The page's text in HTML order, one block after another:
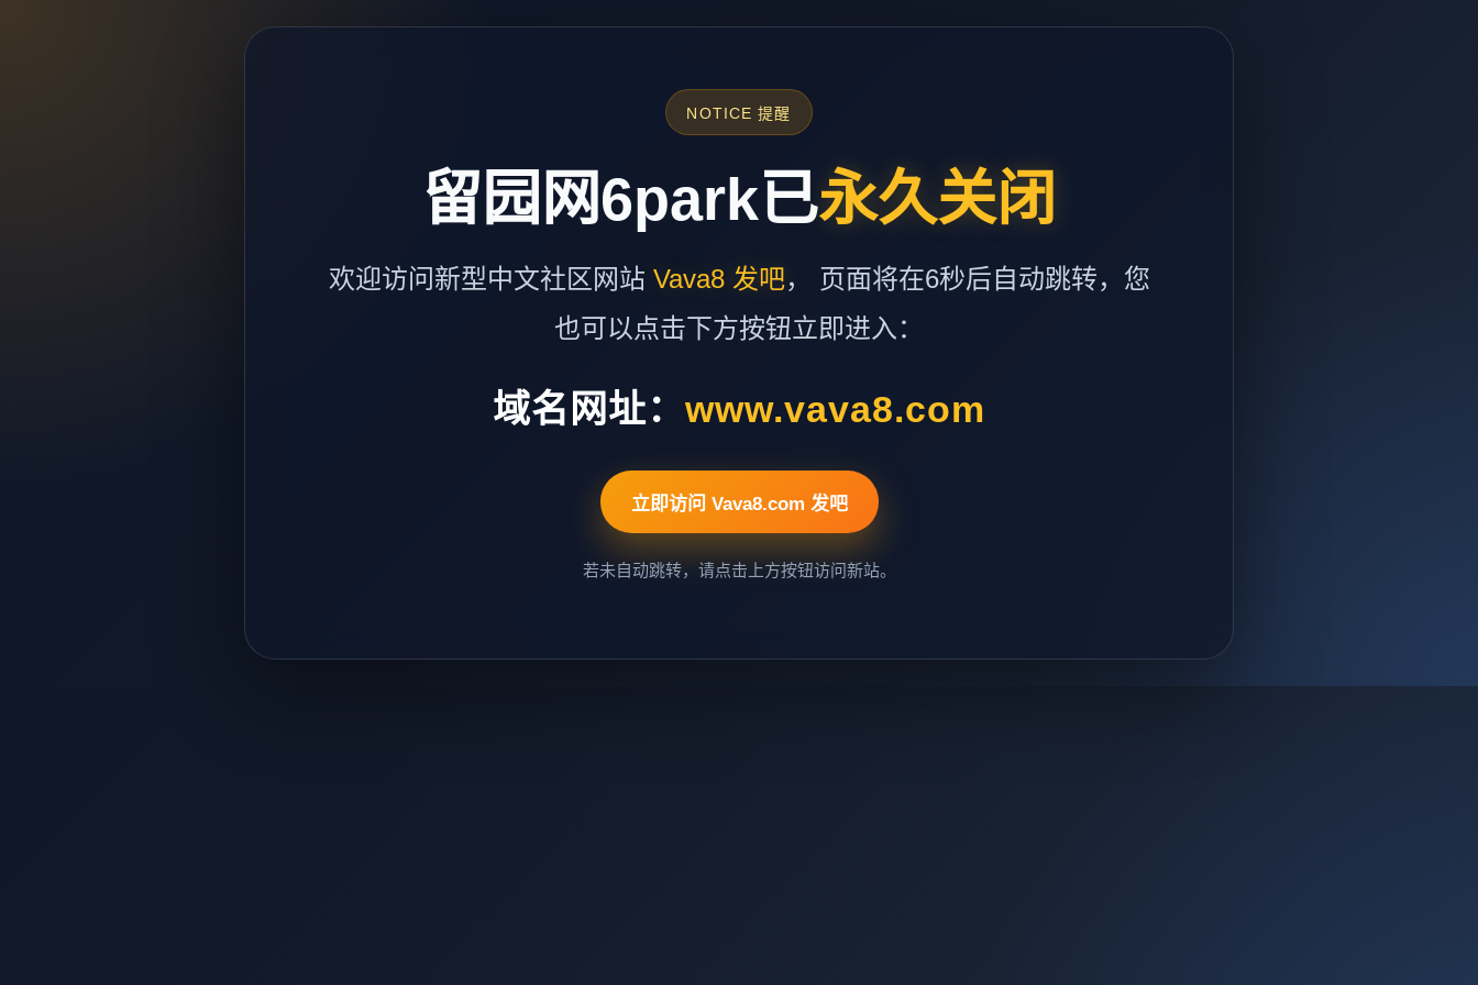
NOTICE 提醒
留园网6park已永久关闭
欢迎访问新型中文社区网站 Vava8 发吧， 页面将在6秒后自动跳转，您
也可以点击下方按钮立即进入：
域名网址： www.vava8.com
立即访问 Vava8.com 发吧
若未自动跳转，请点击上方按钮访问新站。